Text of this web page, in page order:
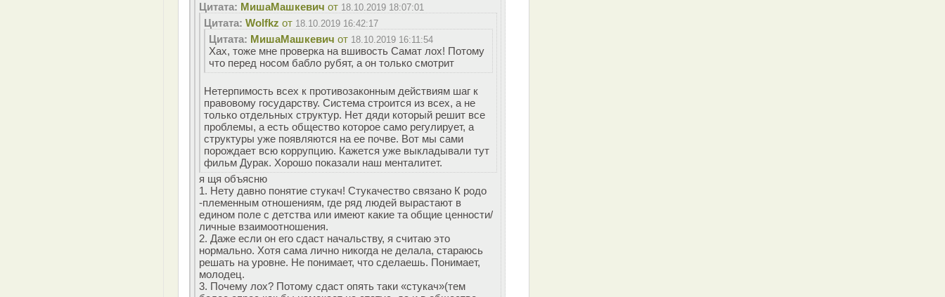
Цитата: MишаМашкевич от 18.10.2019 18:07:01
Цитата: Wolfkz от 18.10.2019 16:42:17
Цитата: MишаМашкевич от 18.10.2019 16:11:54
Хах, тоже мне проверка на вшивость Самат лох! Потому
что перед носом бабло рубят, а он только смотрит
Нетерпимость всех к противозаконным действиям шаг к
правовому государству. Система строится из всех, а не
только отдельных структур. Нет дяди который решит все
проблемы, а есть общество которое само регулирует, а
структуры уже появляются на ее почве. Вот мы сами
порождает всю коррупцию. Кажется уже выкладывали тут
фильм Дурак. Хорошо показали наш менталитет.
я щя объясню
1. Нету давно понятие стукач! Стукачество связано К родо
-племенным отношениям, где ряд людей вырастают в
едином поле с детства или имеют какие та общие ценности/
личные взаимоотношения.
2. Даже если он его сдаст начальству, я считаю это
нормально. Хотя сама лично никогда не делала, стараюсь
решать на уровне. Не понимает, что сделаешь. Понимает,
молодец.
3. Почему лох? Потому сдаст опять таки «стукач»(тем